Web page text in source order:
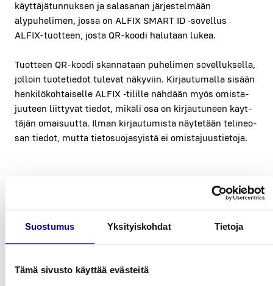
Suostumus Yksityiskohdat Tietoja
Tämä sivusto käyttää evästeitä
käyt­tä­jä­tun­nuk­sen ja sala­sa­nan jär­jes­tel­mään
äly­pu­he­li­men, jos­sa on ALFIX SMART ID ‑sovel­lus
ALFIX-tuot­teen, jos­ta QR-koo­di halu­taan lukea.
Tuot­teen QR-koo­di skan­na­taan puhe­li­men sovel­luk­sel­la,
jol­loin tuo­te­tie­dot tule­vat näky­viin. Kir­jau­tu­mal­la sisään
hen­ki­lö­koh­tai­sel­le ALFIX ‑tilil­le näh­dään myös omis­ta­
juu­teen liit­ty­vät tie­dot, mikä­li osa on kir­jau­tu­neen käyt­
tä­jän omai­suut­ta. Ilman kir­jau­tu­mis­ta näy­te­tään teli­neo­
san tie­dot, mut­ta tie­to­suo­ja­syis­tä ei omis­ta­juus­tie­to­ja.